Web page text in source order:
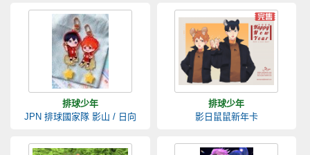
排球少年
JPN 排球國家隊 影山 / 日向
排球少年
影日鼠鼠新年卡